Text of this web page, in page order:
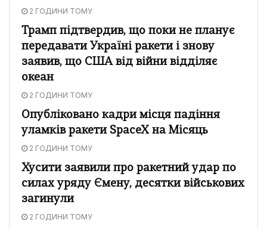
2 ГОДИНИ ТОМУ
Трамп підтвердив, що поки не планує
передавати Україні ракети і знову
заявив, що США від війни відділяє
океан
2 ГОДИНИ ТОМУ
Опубліковано кадри місця падіння
уламків ракети SpaceX на Місяць
2 ГОДИНИ ТОМУ
Хусити заявили про ракетний удар по
силах уряду Ємену, десятки військових
загинули
2 ГОДИНИ ТОМУ